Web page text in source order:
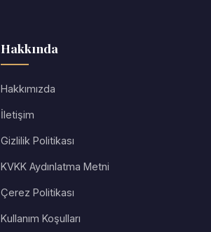
Hakkında
Hakkımızda
İletişim
Gizlilik Politikası
KVKK Aydınlatma Metni
Çerez Politikası
Kullanım Koşulları